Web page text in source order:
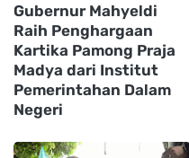
Gubernur Mahyeldi
Raih Penghargaan
Kartika Pamong Praja
Madya dari Institut
Pemerintahan Dalam
Negeri